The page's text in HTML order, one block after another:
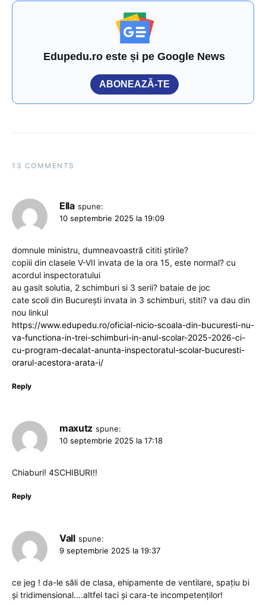
Edupedu.ro este și pe Google News
ABONEAZĂ-TE
13 COMMENTS
Ella spune:
10 septembrie 2025 la 19:09
domnule ministru, dumneavoastră cititi știrile?
copiii din clasele V-VII invata de la ora 15, este normal? cu
acordul inspectoratului
au gasit solutia, 2 schimburi si 3 serii? bataie de joc
cate scoli din București invata in 3 schimburi, stiti? va dau din
nou linkul
https://www.edupedu.ro/oficial-nicio-scoala-din-bucuresti-nu-
va-functiona-in-trei-schimburi-in-anul-scolar-2025-2026-ci-
cu-program-decalat-anunta-inspectoratul-scolar-bucuresti-
orarul-acestora-arata-i/
Reply
maxutz spune:
10 septembrie 2025 la 17:18
Chiaburi! 4SCHIBURI!!
Reply
Vall spune:
9 septembrie 2025 la 19:37
ce jeg ! da-le săli de clasa, ehipamente de ventilare, spațiu bi
și tridimensional….altfel taci și cara-te incompetenților!